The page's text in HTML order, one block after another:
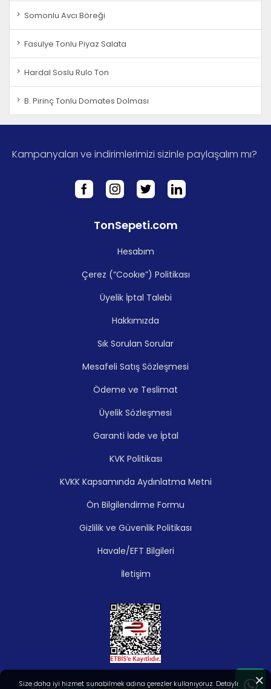
Size daha iyi hizmet sunabilmek adına çerezler kullanıyoruz. Detaylı
Somonlu Avcı Böreği
Fasulye Tonlu Piyaz Salata
Hardal Soslu Rulo Ton
B. Pirinç Tonlu Domates Dolması
Kampanyaları ve indirimlerimizi sizinle paylaşalım mı?
TonSepeti.com
Hesabım
Çerez (“Cookıe”) Politikası
Üyelik İptal Talebi
Hakkımızda
Sık Sorulan Sorular
Mesafeli Satış Sözleşmesi
Ödeme ve Teslimat
Üyelik Sözleşmesi
Garanti İade ve İptal
KVK Politikası
KVKK Kapsamında Aydınlatma Metni
Ön Bilgilendirme Formu
Gizlilik ve Güvenlik Politikası
Havale/EFT Bilgileri
İletişim